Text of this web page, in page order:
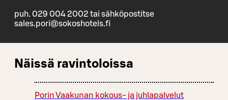
puh. 029 004 2002 tai sähköpostitse
sales.pori@sokoshotels.fi
Näissä ravintoloissa
Porin Vaakunan kokous- ja juhlapalvelut